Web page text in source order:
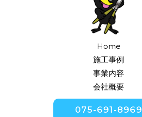
Home
施工事例
事業内容
会社概要
075-691-8969